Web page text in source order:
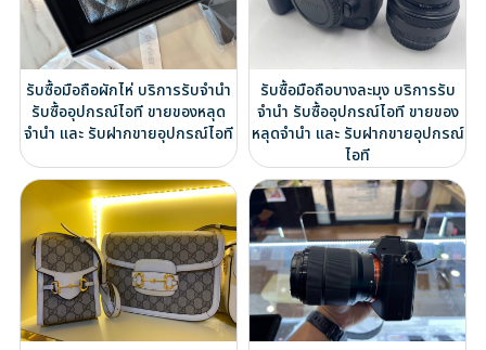
รับซื้อมือถือผักไห่ บริการรับจำนำ
รับซื้ออุปกรณ์ไอที ขายของหลุด
จำนำ และ รับฝากขายอุปกรณ์ไอที
รับซื้อมือถือบางละมุง บริการรับ
จำนำ รับซื้ออุปกรณ์ไอที ขายของ
หลุดจำนำ และ รับฝากขายอุปกรณ์
ไอที